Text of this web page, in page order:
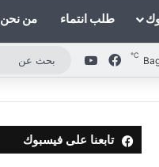
طلب انتماء من نحن
℃ فيسبوك‫YouTube
تابعنا على فيسبوك